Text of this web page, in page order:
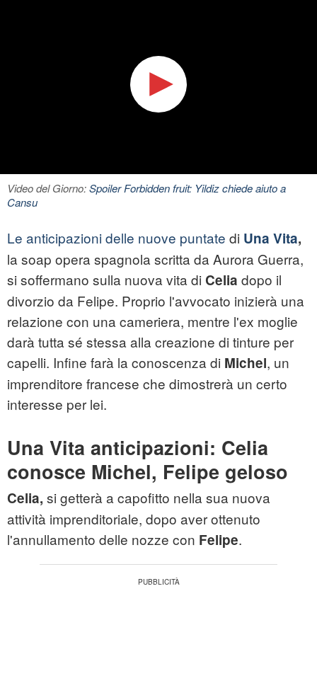
Video del Giorno:Spoiler Forbidden fruit: Yildiz chiede aiuto a
Cansu
Le anticipazioni delle nuove puntate di Una Vita,
la soap opera spagnola scritta da Aurora Guerra,
si soffermano sulla nuova vita di Celia dopo il
divorzio da Felipe. Proprio l'avvocato inizierà una
relazione con una cameriera, mentre l'ex moglie
darà tutta sé stessa alla creazione di tinture per
capelli. Infine farà la conoscenza di Michel, un
imprenditore francese che dimostrerà un certo
interesse per lei.
Una Vita anticipazioni: Celia
conosce Michel, Felipe geloso
Celia, si getterà a capofitto nella sua nuova
attività imprenditoriale, dopo aver ottenuto
l'annullamento delle nozze con Felipe.